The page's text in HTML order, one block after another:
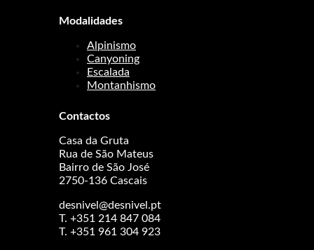
Modalidades
Alpinismo
Canyoning
Escalada
Montanhismo
Contactos
Casa da Gruta
Rua de São Mateus
Bairro de São José
2750-136 Cascais
desnivel@desnivel.pt
T. +351 214 847 084
T. +351 961 304 923